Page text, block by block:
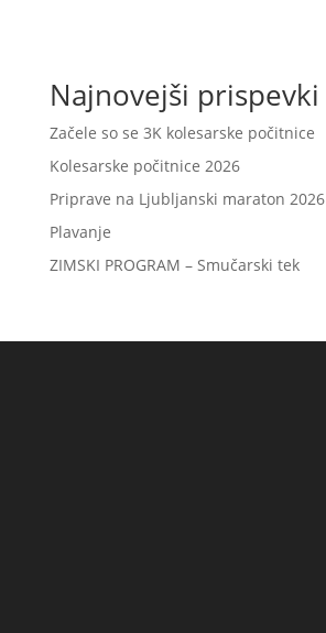
Najnovejši prispevki
Začele so se 3K kolesarske počitnice
Kolesarske počitnice 2026
Priprave na Ljubljanski maraton 2026
Plavanje
ZIMSKI PROGRAM – Smučarski tek